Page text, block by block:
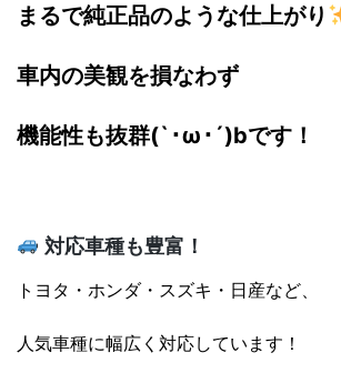
まるで純正品のような仕上がり
車内の美観を損なわず
機能性も抜群(`･ω･´)bです！
対応車種も豊富！
トヨタ・ホンダ・スズキ・日産など、
人気車種に幅広く対応しています！